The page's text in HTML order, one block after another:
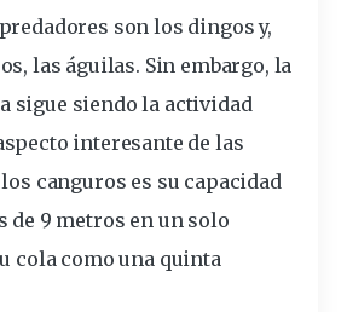
son los dingos y,
las águilas. Sin embargo, la
sigue siendo la actividad
interesante de las
canguros es su capacidad
de 9 metros en un solo
cola como una quinta